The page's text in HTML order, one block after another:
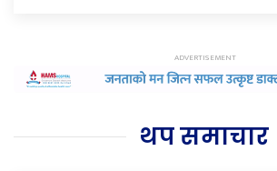
थप समाचार